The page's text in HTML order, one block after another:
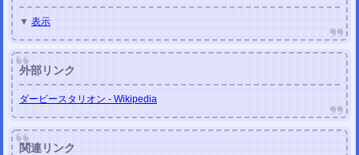
▼ 表示
外部リンク
ダービースタリオン - Wikipedia
関連リンク